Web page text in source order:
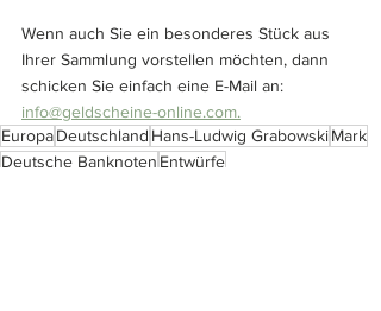
Wenn auch Sie ein besonderes Stück aus
Ihrer Sammlung vorstellen möchten, dann
schicken Sie einfach eine E-Mail an:
info@geldscheine-online.com.
EuropaDeutschland Hans-Ludwig GrabowskiMark
Deutsche Banknoten Entwürfe